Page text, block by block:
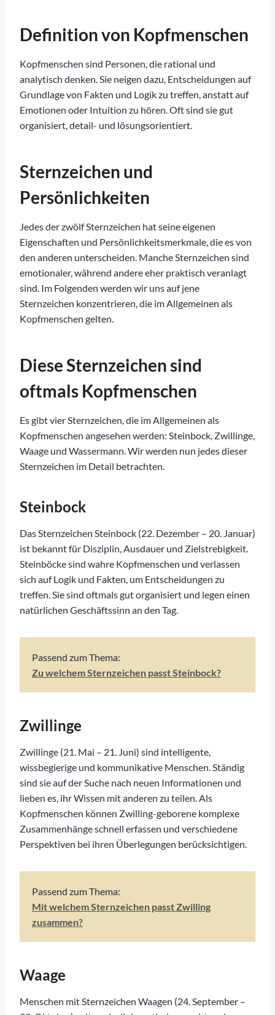
Sternzeichen und Persönlichkeiten
Steinbock
Zwillinge
Waage
Wassermann
Mondzeichen
Definition von Kopfmenschen
Kopfmenschen sind Personen, die rational und
analytisch denken. Sie neigen dazu, Entscheidungen auf
Grundlage von Fakten und Logik zu treffen, anstatt auf
Emotionen oder Intuition zu hören. Oft sind sie gut
organisiert, detail- und lösungsorientiert.
Sternzeichen und
Persönlichkeiten
Jedes der zwölf Sternzeichen hat seine eigenen
Eigenschaften und Persönlichkeitsmerkmale, die es von
den anderen unterscheiden. Manche Sternzeichen sind
emotionaler, während andere eher praktisch veranlagt
sind. Im Folgenden werden wir uns auf jene
Sternzeichen konzentrieren, die im Allgemeinen als
Kopfmenschen gelten.
Diese Sternzeichen sind
oftmals Kopfmenschen
Es gibt vier Sternzeichen, die im Allgemeinen als
Kopfmenschen angesehen werden: Steinbock, Zwillinge,
Waage und Wassermann. Wir werden nun jedes dieser
Sternzeichen im Detail betrachten.
Steinbock
Das Sternzeichen Steinbock (22. Dezember – 20. Januar)
ist bekannt für Disziplin, Ausdauer und Zielstrebigkeit.
Steinböcke sind wahre Kopfmenschen und verlassen
sich auf Logik und Fakten, um Entscheidungen zu
treffen. Sie sind oftmals gut organisiert und legen einen
natürlichen Geschäftssinn an den Tag.
Passend zum Thema:
Zu welchem Sternzeichen passt Steinbock?
Zwillinge
Zwillinge (21. Mai – 21. Juni) sind intelligente,
wissbegierige und kommunikative Menschen. Ständig
sind sie auf der Suche nach neuen Informationen und
lieben es, ihr Wissen mit anderen zu teilen. Als
Kopfmenschen können Zwilling-geborene komplexe
Zusammenhänge schnell erfassen und verschiedene
Perspektiven bei ihren Überlegungen berücksichtigen.
Passend zum Thema:
Mit welchem Sternzeichen passt Zwilling
zusammen?
Waage
Menschen mit Sternzeichen Waagen (24. September –